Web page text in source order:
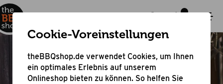
Cookie-Voreinstellungen
theBBQshop.de verwendet Cookies, um Ihnen
ein optimales Erlebnis auf unserem
Onlineshop bieten zu können. So helfen Sie